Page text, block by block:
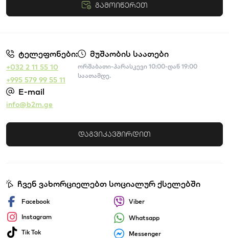
გამოიწერეთ
წესები და პირობები
ტელეფონები:
+032 2 11 55 10
+995 579 99 55 11
მუშაობის საათები
ორშაბათი-პარასკევი 10:00-დან 19:00
საათამდე.
E-mail
info@b2m.ge
დაგვიკავშირდით
ჩვენ ვახორციელებთ სოციალურ ქსელებში
Facebook
Instagram
Tik Tok
Viber
Whatsapp
Messenger